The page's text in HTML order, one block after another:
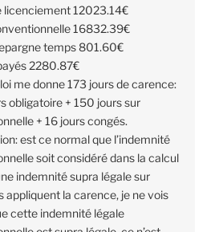
licenciement 12023.14€
16832.39€
temps 801.60€
2280.87€
me donne 173 jours de carence:
obligatoire + 150 jours sur
+ 16 jours congés.
est ce normal que l’indemnité
soit considéré dans la calcul
indemnité supra légale sur
appliquent la carence, je ne vois
cette indemnité légale